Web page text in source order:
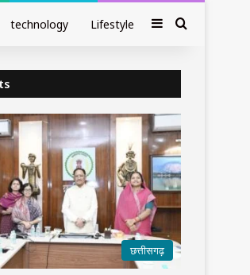
technology Lifestyle SidebarSearch
छत्तीसगढ़